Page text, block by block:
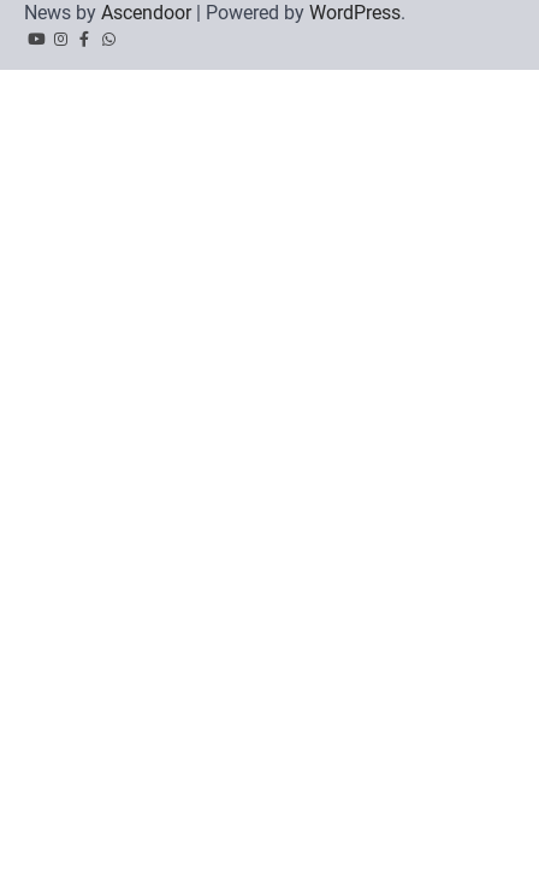
News by Ascendoor| Powered by WordPress.
YouTubeInstagram
Facebook
Whatsapp